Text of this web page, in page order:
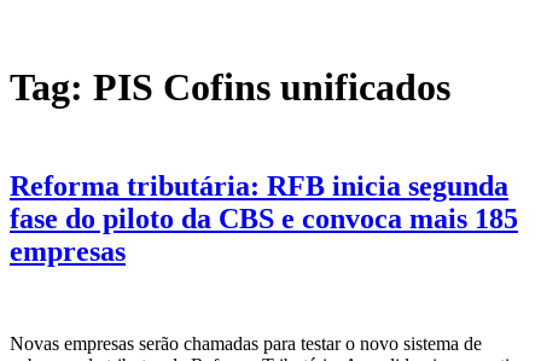
Tag: PIS Cofins unificados
Reforma tributária: RFB inicia segunda
fase do piloto da CBS e convoca mais 185
empresas
Novas empresas serão chamadas para testar o novo sistema de